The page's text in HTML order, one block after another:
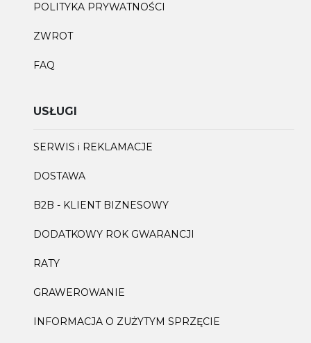
POLITYKA PRYWATNOŚCI
ZWROT
FAQ
USŁUGI
SERWIS i REKLAMACJE
DOSTAWA
B2B - KLIENT BIZNESOWY
DODATKOWY ROK GWARANCJI
RATY
GRAWEROWANIE
INFORMACJA O ZUŻYTYM SPRZĘCIE